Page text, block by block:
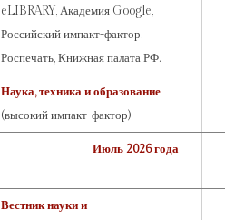
eLIBRARY, Академия Google,
Российский импакт-фактор,
Роспечать, Книжная палата РФ.
Наука, техника и образование
(высокий импакт-фактор)
Июль 2026 года
Вестник науки и